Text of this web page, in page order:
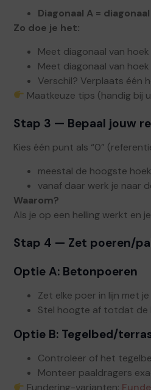
Diagonaal A = diagonaal
Zo doe je het:
Meet diagonaal van
Meet diagonaal van
Verschil? Verplaats één
Maatkeuze tips (handig bij
Stap 3 — Bepaal jouw
Kies één punt als “0”
meestal de hoogste
vanaf daar werk je naar
Waarom?
Als je op een helling werkt en
Stap 4 — Zet poeren/
Optie A: Betonpoeren
Zet elke poer in lijn met
Stel hoogte af totdat de
Optie B: Tegelbed/
Controleer of het
Monteer paaldragers
Fundering-varianten: